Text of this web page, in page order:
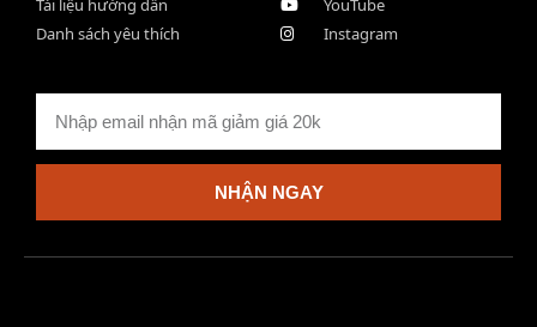
Tài liệu hướng dẫn
Danh sách yêu thích
YouTube
Instagram
NHẬN NGAY